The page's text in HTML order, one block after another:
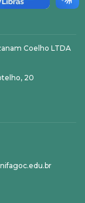
Coelho LTDA
20